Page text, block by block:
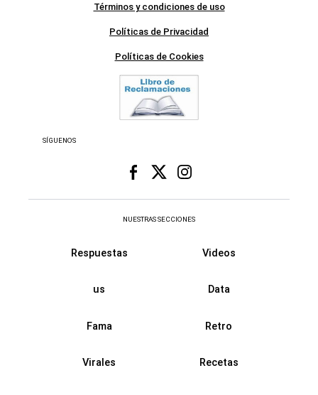
Términos y condiciones de uso
Políticas de Privacidad
Políticas de Cookies
SÍGUENOS
NUESTRAS SECCIONES
Respuestas Videos
us Data
Fama Retro
Virales Recetas